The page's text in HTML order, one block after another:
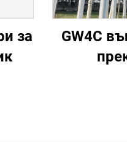
за
GW4C